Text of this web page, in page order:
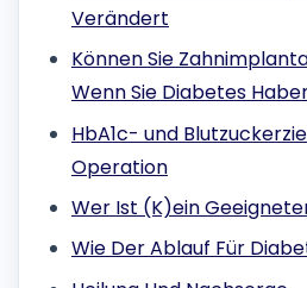
Verändert
Können Sie
Wenn Sie Diabetes
HbA1c- und
Operation
Wer Ist (K)ein
Wie Der Ablauf Für